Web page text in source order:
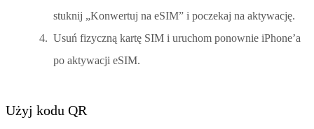
stuknij „Konwertuj na eSIM” i poczekaj na aktywację.
Usuń fizyczną kartę SIM i uruchom ponownie iPhone’a
po aktywacji eSIM.
Użyj kodu QR